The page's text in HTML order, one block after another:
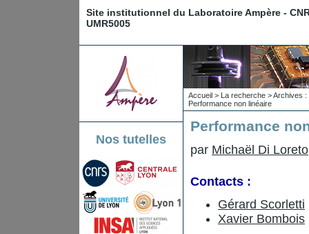
Site institutionnel du Laboratoire Ampère -
UMR5005
Nos tutelles
Accueil > La recherche >Archives :
Performance non linéaire
Performance
par Michaël Di Loreto
Contacts :
Gérard Scorletti
Xavier Bombois